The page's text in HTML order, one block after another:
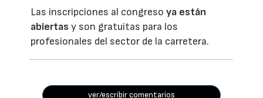
Las inscripciones al congresoya están
abiertas y son gratuitas para los
profesionales del sector de la carretera.
ver/escribir comentarios